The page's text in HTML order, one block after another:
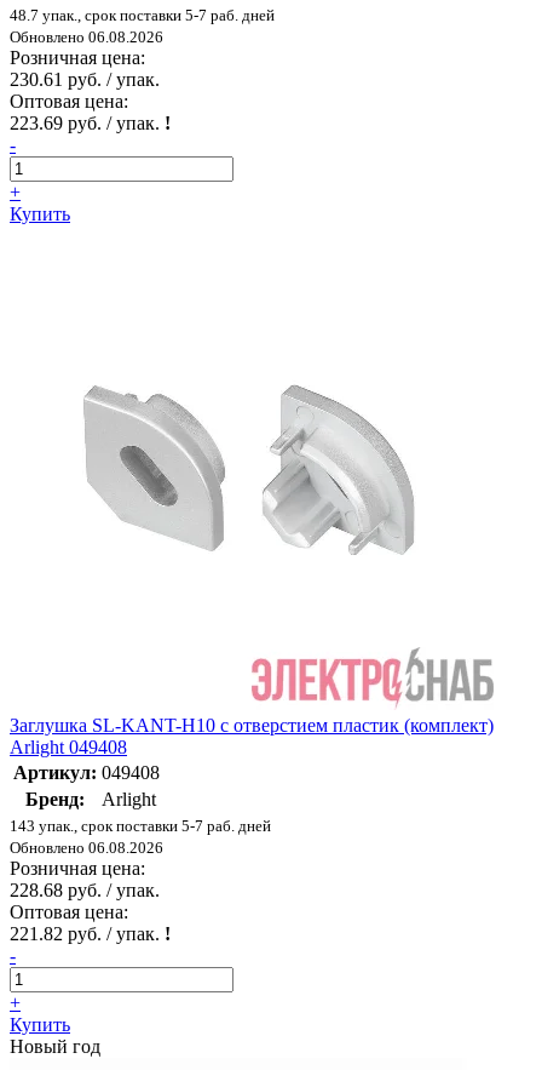
48.7 упак., срок поставки 5-7 раб. дней
Обновлено 06.08.2026
Розничная цена:
230.61 руб. / упак.
Оптовая цена:
223.69 руб. / упак. !
-
+
Купить
Заглушка SL-KANT-H10 с отверстием пластик (комплект)
Arlight 049408
Артикул: 049408
Бренд:
Arlight
143 упак., срок поставки 5-7 раб. дней
Обновлено 06.08.2026
Розничная цена:
228.68 руб. / упак.
Оптовая цена:
221.82 руб. / упак. !
-
+
Купить
Новый год